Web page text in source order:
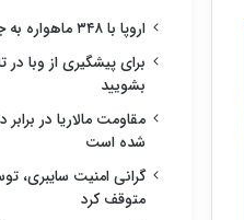
اروپا با ۳۴۸ ماهواره به جنگ انحصار استارلینک می‌رود
برای پیشگیری از وبا
بشویید
مقاومت مالاریا در برابر
شده است
گرانی امنیت سایبری،
متوقف کرد